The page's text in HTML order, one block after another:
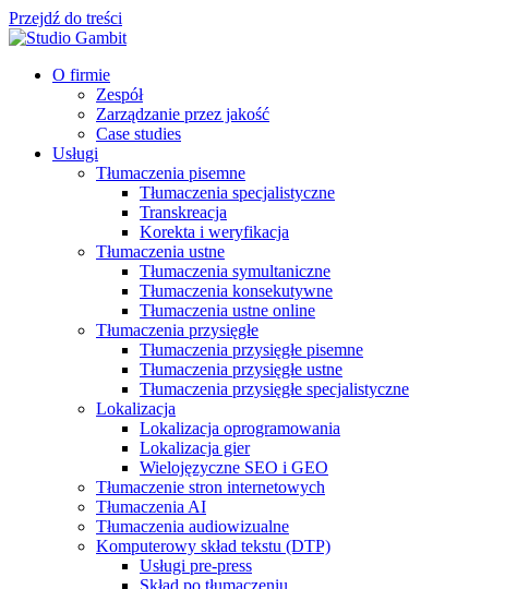
Przejdź do treści
O firmie
Zespół
Zarządzanie przez jakość
Case studies
Usługi
Tłumaczenia pisemne
Tłumaczenia specjalistyczne
Transkreacja
Korekta i weryfikacja
Tłumaczenia ustne
Tłumaczenia symultaniczne
Tłumaczenia konsekutywne
Tłumaczenia ustne online
Tłumaczenia przysięgłe
Tłumaczenia przysięgłe pisemne
Tłumaczenia przysięgłe ustne
Tłumaczenia przysięgłe specjalistyczne
Lokalizacja
Lokalizacja oprogramowania
Lokalizacja gier
Wielojęzyczne SEO i GEO
Tłumaczenie stron internetowych
Tłumaczenia AI
Tłumaczenia audiowizualne
Komputerowy skład tekstu (DTP)
Usługi pre-press
Skład po tłumaczeniu